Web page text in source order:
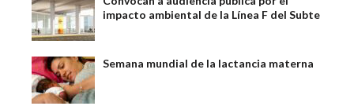
impacto ambiental de la Línea F del Subte
Semana mundial de la lactancia materna